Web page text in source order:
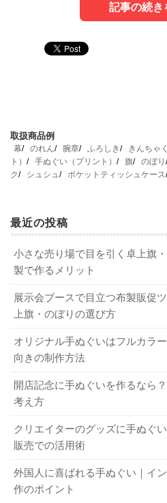
記事の続き
実は頭皮、というのは私たちが
すものなのです。
私たちは、睡眠中に汗をかきま
れるでしょう。
頭皮にかいた汗は、そのまま枕
つまり、枕カバーは寝るたび
です。
を除いて毎回洗濯するでしょう。
せん。
前述したように、よくて週に1回
あまり気を使わない方ならば、
方もいるでしょう。
真夏の夕方、服が臭うという経
枕カバーに付いた臭いもそれと
しかも、時間がたつほど臭いは
おっていることもあるでしょう。
このような場合は、いくら洗濯
ん。
ですから、ときおり枕も洗濯し
ただし、枕には洗える素材と洗
今自分が使っている枕がどち
認しましょう。
濯をしてください。
うにつけおき洗いをしたり、酵
う。
また、枕は厚みがあるので乾く
ですから、枕を洗う場合は早め
す。
す。
洗えない素材の枕の代表格とし
取扱商品例
幕 のれん 腕章 ふろしき きんちゃく
ト）
手ぬぐい（プリント） 旗 のぼり
ク
シュシュ ポケットティッシュケース
最近の投稿
小さな売り場で目を引く卓上旗
製で作るメリット
展示会ブースで目立つ布製販促
上旗・のぼりの選び方
オリジナル手ぬぐいはフルカラ
向きの制作方法
開店記念に手ぬぐいを作るなら
考え方
クリエイターのグッズに手ぬぐ
販売での活用術
外国人に喜ばれる手ぬぐい｜イ
作のポイント